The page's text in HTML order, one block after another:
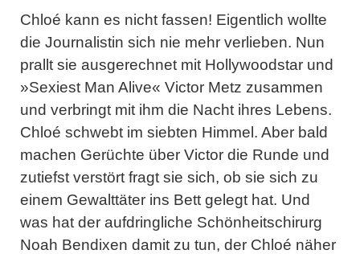
Chloé kann es nicht fassen! Eigentlich wollte
die Journalistin sich nie mehr verlieben. Nun
prallt sie ausgerechnet mit Hollywoodstar und
»Sexiest Man Alive« Victor Metz zusammen
und verbringt mit ihm die Nacht ihres Lebens.
Chloé schwebt im siebten Himmel. Aber bald
machen Gerüchte über Victor die Runde und
zutiefst verstört fragt sie sich, ob sie sich zu
einem Gewalttäter ins Bett gelegt hat. Und
was hat der aufdringliche Schönheitschirurg
Noah Bendixen damit zu tun, der Chloé näher